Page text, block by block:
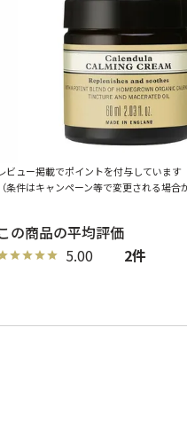
レビュー掲載でポイントを付与しています
（条件はキャンペーン等で変更される場合
5.00 2